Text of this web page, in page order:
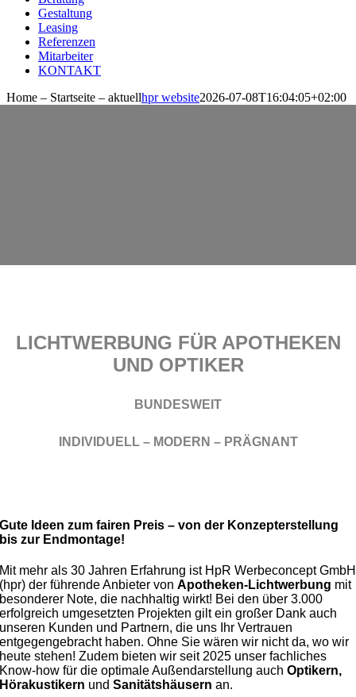
Gestaltung
Leasing
Referenzen
Mitarbeiter
KONTAKT
Home – Startseite – aktuellhpr website2026-07-08T16:04:05+02:00
LICHTWERBUNG FÜR APOTHEKEN
UND OPTIKER
BUNDESWEIT
INDIVIDUELL – MODERN – PRÄGNANT
Gute Ideen zum fairen Preis – von der Konzepterstellung
bis zur Endmontage!
Mit mehr als 30 Jahren Erfahrung ist HpR Werbeconcept GmbH
(hpr) der führende Anbieter vonApotheken-Lichtwerbung mit
besonderer Note, die nachhaltig wirkt! Bei den über 3.000
erfolgreich umgesetzten Projekten gilt ein großer Dank auch
unseren Kunden und Partnern, die uns Ihr Vertrauen
entgegengebracht haben. Ohne Sie wären wir nicht da, wo wir
heute stehen!Zudem bieten wir seit 2025 unser fachliches
Know-how für die optimale Außendarstellung auchOptikern,
Hörakustikern undSanitätshäusern an.